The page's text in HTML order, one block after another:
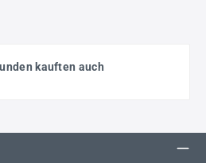
kauften auch